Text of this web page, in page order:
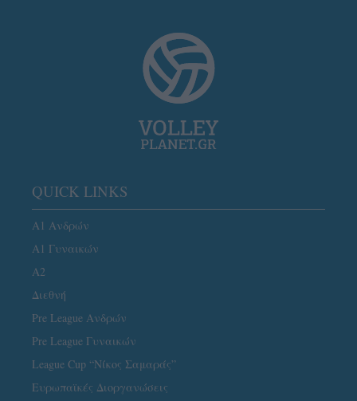
QUICK LINKS
Α1 Ανδρών
Α1 Γυναικών
A2
Διεθνή
Pre League Ανδρών
Pre League Γυναικών
League Cup “Νίκος Σαμαράς”
Ευρωπαϊκές Διοργανώσεις